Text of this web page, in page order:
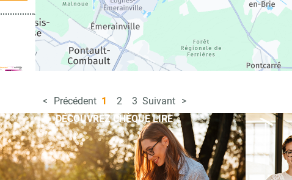
Précédent 1 2 3 Suivant
DÉCOUVREZ CHÈQUE LIRE